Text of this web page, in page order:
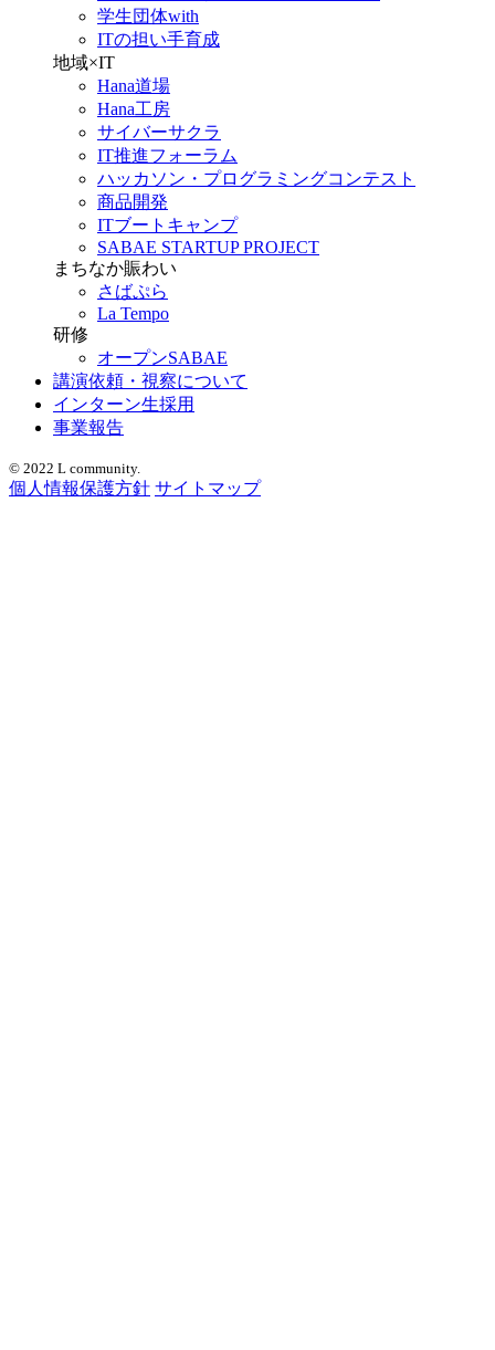
学生団体with
ITの担い手育成
地域×IT
Hana道場
Hana工房
サイバーサクラ
IT推進フォーラム
ハッカソン・プログラミングコンテスト
商品開発
ITブートキャンプ
SABAE STARTUP PROJECT
まちなか賑わい
さばぷら
La Tempo
研修
オープンSABAE
講演依頼・視察について
インターン生採用
事業報告
© 2022 L community.
個人情報保護方針 サイトマップ